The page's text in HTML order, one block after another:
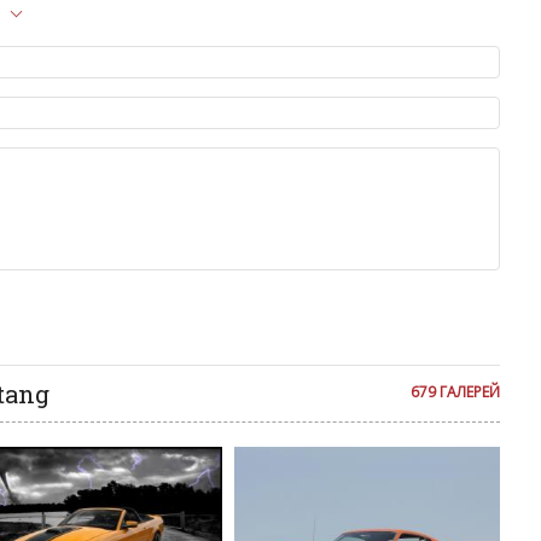
на сайте, вам нужно придерживаться
быть слишком короткой — избегайте односложных и чисто
от предмета обсуждения.
в комментарие оскорбления и нецензурную лексику, а
и высказывания, направленные на разжигание расовой,
комментарии публикуются только после модерации, поэтому
сайте с некоторым опозданием.
679 ГАЛЕРЕЙ